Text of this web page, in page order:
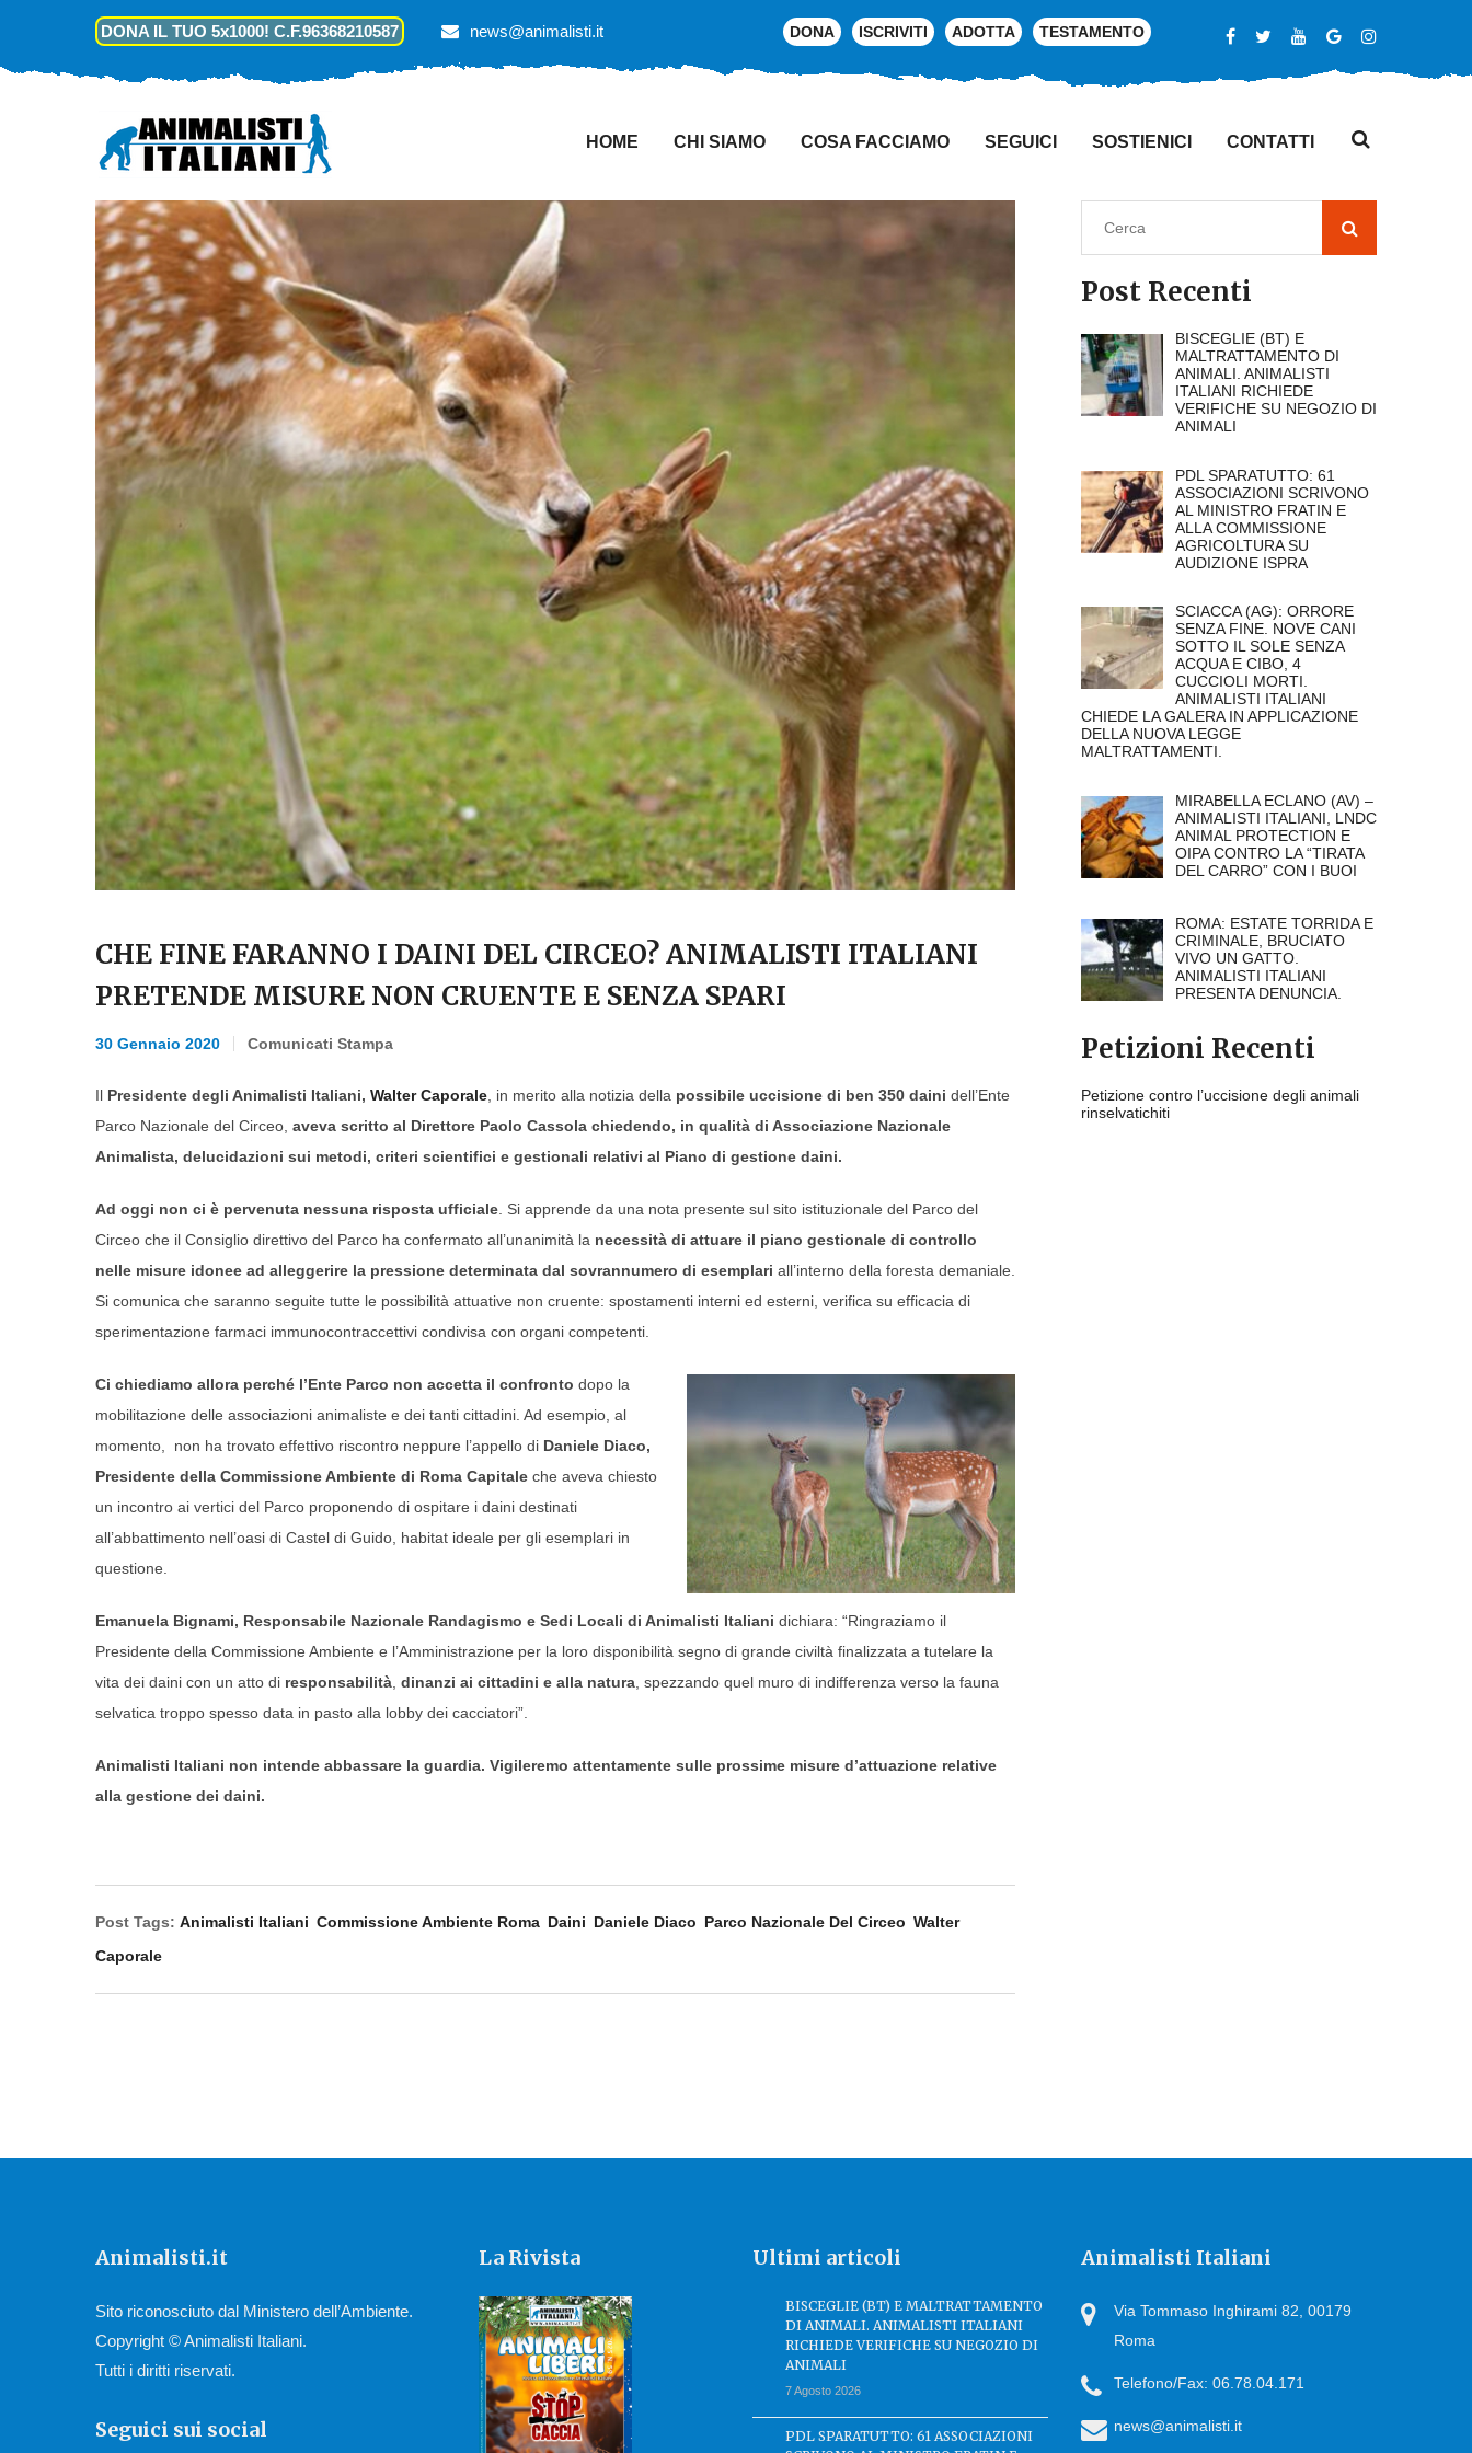
DONA IL TUO 5x1000! C.F.96368210587 news@animalisti.it DONA ISCRIVITI ADOTTA TESTAMENTO
HOME CHI SIAMO COSA FACCIAMO SEGUICI SOSTIENICI CONTATTI
CHE FINE FARANNO I DAINI DEL CIRCEO? ANIMALISTI ITALIANI
PRETENDE MISURE NON CRUENTE E SENZA SPARI
30 Gennaio 2020 Comunicati Stampa
Il Presidente degli Animalisti Italiani, Walter Caporale , in merito alla notizia della possibile uccisione di ben 350 daini dell’Ente
Parco Nazionale del Circeo, aveva scritto al Direttore Paolo Cassola chiedendo, in qualità di Associazione Nazionale
Animalista, delucidazioni sui metodi, criteri scientifici e gestionali relativi al Piano di gestione daini.
Ad oggi non ci è pervenuta nessuna risposta ufficiale . Si apprende da una nota presente sul sito istituzionale del Parco del
Circeo che il Consiglio direttivo del Parco ha confermato all’unanimità la necessità di attuare il piano gestionale di controllo
nelle misure idonee ad alleggerire la pressione determinata dal sovrannumero di esemplari all’interno della foresta demaniale.
Si comunica che saranno seguite tutte le possibilità attuative non cruente: spostamenti interni ed esterni, verifica su efficacia di
sperimentazione farmaci immunocontraccettivi condivisa con organi competenti.
Ci chiediamo allora perché l’Ente Parco non accetta il confronto dopo la
mobilitazione delle associazioni animaliste e dei tanti cittadini. Ad esempio, al
momento, non ha trovato effettivo riscontro neppure l’appello di Daniele Diaco,
Presidente della Commissione Ambiente di Roma Capitale che aveva chiesto
un incontro ai vertici del Parco proponendo di ospitare i daini destinati
all’abbattimento nell’oasi di Castel di Guido, habitat ideale per gli esemplari in
questione.
Emanuela Bignami, Responsabile Nazionale Randagismo e Sedi Locali di Animalisti Italiani dichiara: “Ringraziamo il
Presidente della Commissione Ambiente e l’Amministrazione per la loro disponibilità segno di grande civiltà finalizzata a tutelare la
vita dei daini con un atto di responsabilità dinanzi ai cittadini e alla natura , spezzando quel muro di indifferenza verso la fauna
selvatica troppo spesso data in pasto alla lobby dei cacciatori”.
Animalisti Italiani non intende abbassare la guardia. Vigileremo attentamente sulle prossime misure d’attuazione relative
alla gestione dei daini.
Post Tags: Animalisti Italiani Commissione Ambiente Roma Daini Daniele Diaco Parco Nazionale Del Circeo Walter
Caporale
Post Recenti
BISCEGLIE (BT) E
MALTRATTAMENTO DI
ANIMALI. ANIMALISTI
ITALIANI RICHIEDE
VERIFICHE SU NEGOZIO DI
ANIMALI
PDL SPARATUTTO: 61
ASSOCIAZIONI SCRIVONO
AL MINISTRO FRATIN E
ALLA COMMISSIONE
AGRICOLTURA SU
AUDIZIONE ISPRA
SCIACCA (AG): ORRORE
SENZA FINE. NOVE CANI
SOTTO IL SOLE SENZA
ACQUA E CIBO, 4
CUCCIOLI MORTI.
ANIMALISTI ITALIANI
CHIEDE LA GALERA IN APPLICAZIONE
DELLA NUOVA LEGGE
MALTRATTAMENTI.
MIRABELLA ECLANO (AV) –
ANIMALISTI ITALIANI, LNDC
ANIMAL PROTECTION E
OIPA CONTRO LA “TIRATA
DEL CARRO” CON I BUOI
ROMA: ESTATE TORRIDA E
CRIMINALE, BRUCIATO
VIVO UN GATTO.
ANIMALISTI ITALIANI
PRESENTA DENUNCIA.
Petizioni Recenti
Petizione contro l’uccisione degli animali
rinselvatichiti
Animalisti.it
Sito riconosciuto dal Ministero dell’Ambiente.
Copyright © Animalisti Italiani.
Tutti i diritti riservati.
Seguici sui social
La Rivista Ultimi articoli
BISCEGLIE (BT) E MALTRATTAMENTO
DI ANIMALI. ANIMALISTI ITALIANI
RICHIEDE VERIFICHE SU NEGOZIO DI
ANIMALI
7 Agosto 2026
PDL SPARATUTTO: 61 ASSOCIAZIONI
Animalisti Italiani
Via Tommaso Inghirami 82, 00179
Roma
Telefono/Fax: 06.78.04.171
news@animalisti.it